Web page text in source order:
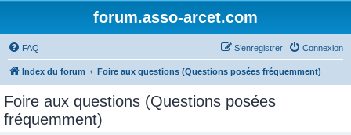
forum.asso-arcet.com
FAQ Connexion
S’enregistrer
Index du forum Foire aux questions (Questions posées fréquemment)
Foire aux questions (Questions posées
fréquemment)